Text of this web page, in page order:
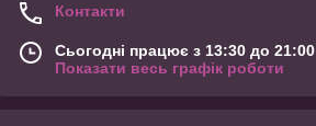
Контакти
Сьогодні працює з 13:30 до 21:00
Показати весь графік роботи